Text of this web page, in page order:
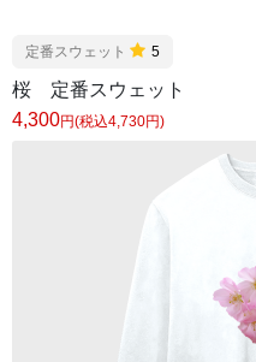
定番スウェット 5
桜 定番スウェット
4,300円(税込4,730円)